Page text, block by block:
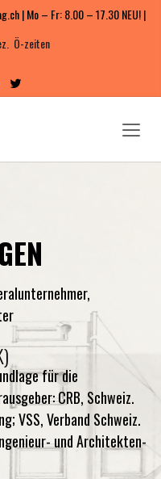
| Mo – Fr: 8.00 – 17.30 NEU! |
Ö-zeiten
für die
CRB, Schweiz.
VSS, Verband Schweiz.
und Architekten-